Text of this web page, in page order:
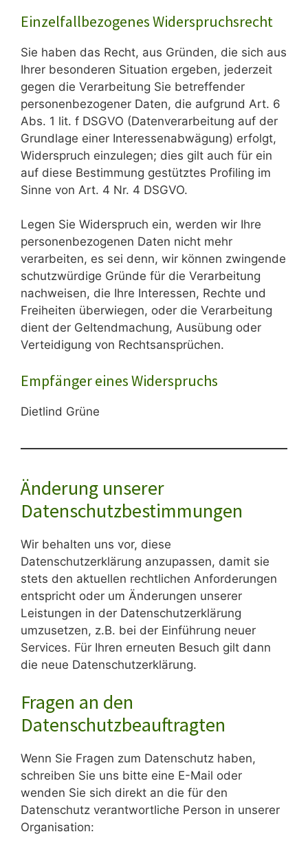
Einzelfallbezogenes Widerspruchsrecht
Sie haben das Recht, aus Gründen, die sich aus
Ihrer besonderen Situation ergeben, jederzeit
gegen die Verarbeitung Sie betreffender
personenbezogener Daten, die aufgrund Art. 6
Abs. 1 lit. f DSGVO (Datenverarbeitung auf der
Grundlage einer Interessenabwägung) erfolgt,
Widerspruch einzulegen; dies gilt auch für ein
auf diese Bestimmung gestütztes Profiling im
Sinne von Art. 4 Nr. 4 DSGVO.
Legen Sie Widerspruch ein, werden wir Ihre
personenbezogenen Daten nicht mehr
verarbeiten, es sei denn, wir können zwingende
schutzwürdige Gründe für die Verarbeitung
nachweisen, die Ihre Interessen, Rechte und
Freiheiten überwiegen, oder die Verarbeitung
dient der Geltendmachung, Ausübung oder
Verteidigung von Rechtsansprüchen.
Empfänger eines Widerspruchs
Dietlind Grüne
Änderung unserer
Datenschutzbestimmungen
Wir behalten uns vor, diese
Datenschutzerklärung anzupassen, damit sie
stets den aktuellen rechtlichen Anforderungen
entspricht oder um Änderungen unserer
Leistungen in der Datenschutzerklärung
umzusetzen, z.B. bei der Einführung neuer
Services. Für Ihren erneuten Besuch gilt dann
die neue Datenschutzerklärung.
Fragen an den
Datenschutzbeauftragten
Wenn Sie Fragen zum Datenschutz haben,
schreiben Sie uns bitte eine E-Mail oder
wenden Sie sich direkt an die für den
Datenschutz verantwortliche Person in unserer
Organisation: